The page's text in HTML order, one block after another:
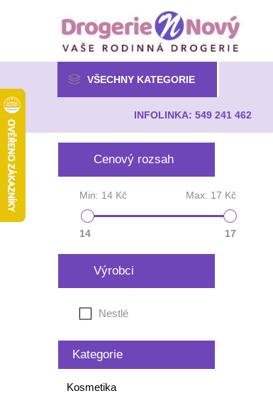
VŠECHNY KATEGORIE
INFOLINKA: 549 241 462
Cenový rozsah
Min: 14 Kč Max: 17 Kč
14 17
Výrobci
Nestlé
Kategorie
Kosmetika